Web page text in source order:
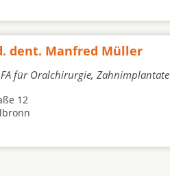
dent. Manfred Müller
für Oralchirurgie, Zahnimplantate
12